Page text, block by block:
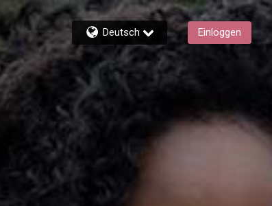
Deutsch Einloggen